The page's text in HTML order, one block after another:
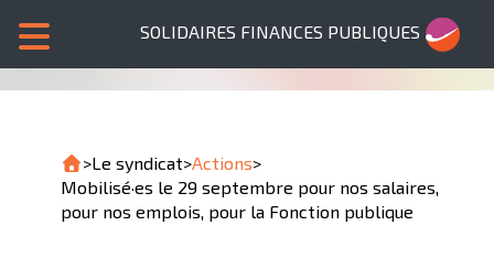
SOLIDAIRES FINANCES PUBLIQUES
>Le syndicat>Actions>
Mobilisé·es le 29 septembre pour nos salaires,
pour nos emplois, pour la Fonction publique